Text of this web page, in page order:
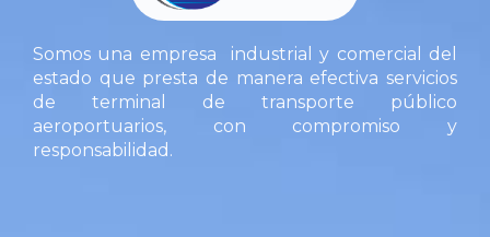
Somos una empresa industrial y comercial del
estado que presta de manera efectiva servicios
de terminal de transporte público
aeroportuarios, con compromiso y
responsabilidad.